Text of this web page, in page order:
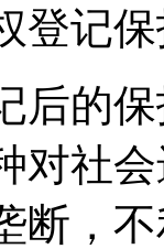
登记
后的
对社
断，